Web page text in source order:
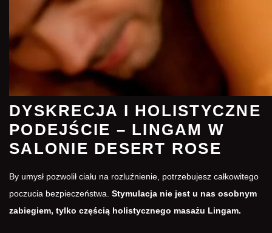
DYSKRECJA I HOLISTYCZNE
PODEJŚCIE – LINGAM W
SALONIE DESERT ROSE
By umysł pozwolił ciału na rozluźnienie, potrzebujesz całkowitego
poczucia bezpieczeństwa. Stymulacja nie jest u nas osobnym
zabiegiem, tylko częścią holistycznego masażu Lingam.